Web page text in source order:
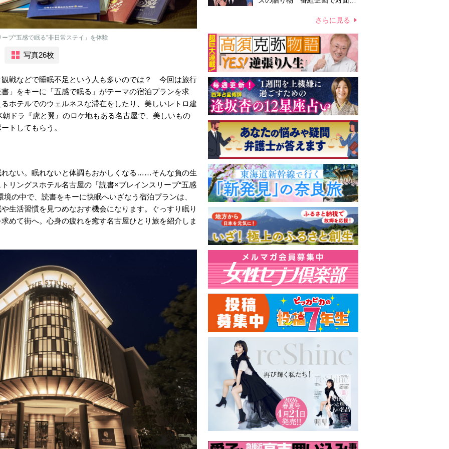
ブ“五感で眠る”非日常ステイ」を体験
写真26枚
戦などで睡眠不足という人も多いのでは？ 今回は旅行
」をキーに「五感で眠る」がテーマの宿泊プランを求
ホテルでのウェルネスな滞在をしたり、美しいレトロ建
ドラ『虎と翼』のロケ地もある名古屋で、美しいもの
トしてもらう。
ない。眠れないと体調もおかしくなる……そんな負の生
リングスホテル名古屋の「読書×ブレインスリーブ“五感
の中で、読書をキーに快眠へいざなう宿泊プランは、
生活習慣を見つめなおす機会になります。ぐっすり眠り
めて街へ。心身の疲れを癒す名古屋ひとり旅を紹介しま
心遣いに「うれしくて号泣しま
さらに見る